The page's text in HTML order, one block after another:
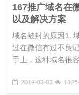
167推广域名在
以及解决方案
域名被封的原因1.
过在微信有过不良
手上，这种域名很
2019-03-03